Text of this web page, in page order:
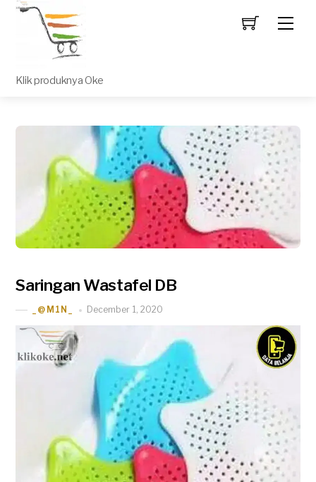
Klik produknya Oke
Saringan Wastafel DB
_@M1N_ December 1, 2020